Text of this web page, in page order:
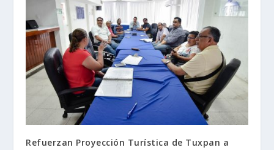
Refuerzan Proyección Turística de Tuxpan a